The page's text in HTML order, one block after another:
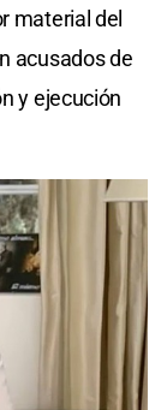
material del
acusados de
y ejecución